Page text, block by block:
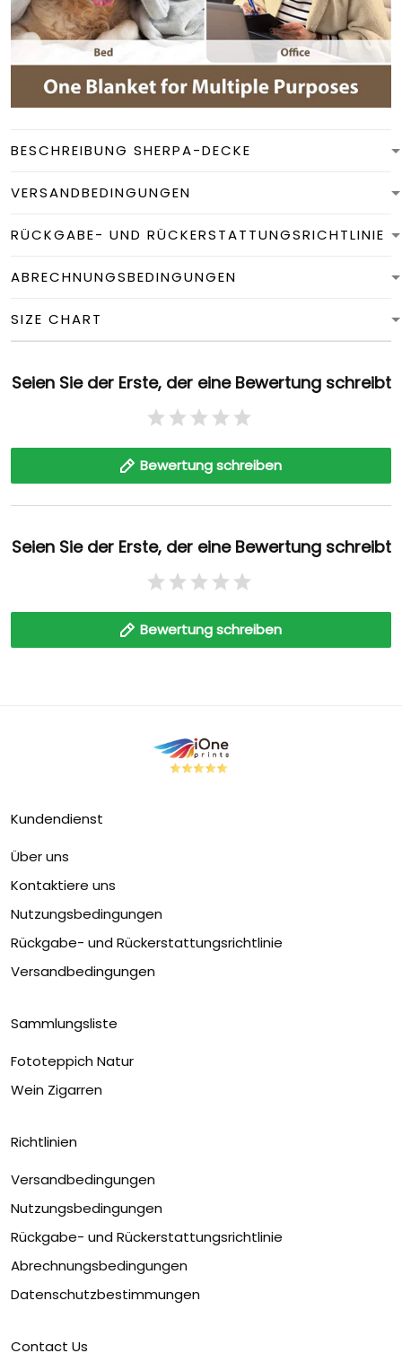
BESCHREIBUNG SHERPA-DECKE
VERSANDBEDINGUNGEN
RÜCKGABE- UND RÜCKERSTATTUNGSRICHTLINIE
ABRECHNUNGSBEDINGUNGEN
SIZE CHART
Seien Sie der Erste, der eine Bewertung schreibt
Bewertung schreiben
Seien Sie der Erste, der eine Bewertung schreibt
Bewertung schreiben
Kundendienst
Über uns
Kontaktiere uns
Nutzungsbedingungen
Rückgabe- und Rückerstattungsrichtlinie
Versandbedingungen
Sammlungsliste
Fototeppich Natur
Wein Zigarren
Richtlinien
Versandbedingungen
Nutzungsbedingungen
Rückgabe- und Rückerstattungsrichtlinie
Abrechnungsbedingungen
Datenschutzbestimmungen
Contact Us